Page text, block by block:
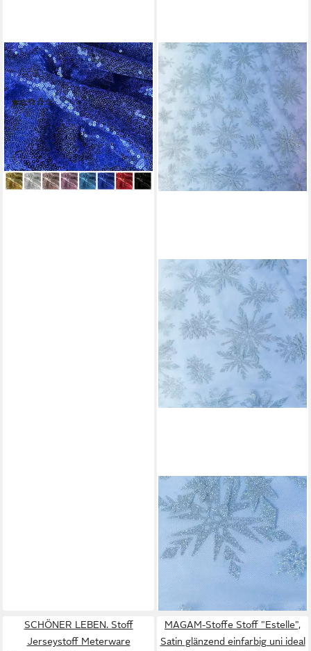
EVENT KAUF
Stoff Paillettenstoff
Meterware, Breite 150 cm
(1)
9,90 €
(6,60 €/ 1 qm)
lieferbar - in 3-4 Werktagen bei dir
SCHÖNER LEBEN.
Stoff Tüllstoff Meterware
Farbverlauf Glitzerkristalle
blau lila 1,55m, mit Metallic-
Effekt
10,95 €
(10,95 €/ 1 m)
lieferbar - in 3-4 Werktagen bei dir
SCHÖNER LEBEN. Stoff
Jerseystoff Meterware
MAGAM-Stoffe Stoff "Estelle",
Satin glänzend einfarbig uni ideal